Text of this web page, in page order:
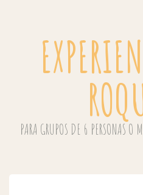
PARA GRUPOS DE 6 PERSONAS O